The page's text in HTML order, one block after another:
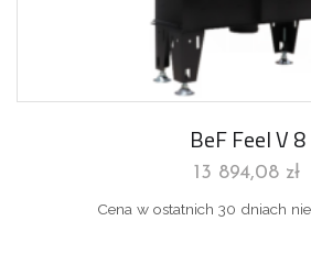
BeF Feel V 8
13 894,08 zł
Cena w ostatnich 30 dniach